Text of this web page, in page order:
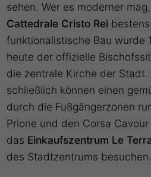
sehen. Wer es moderner
Cattedrale Cristo Rei
funktionalistische Bau wurde
heute der offizielle
die zentrale Kirche der Stadt.
schließlich können einen
durch die Fußgängerzonen
Prione und den Corsa
das Einkaufszentrum Le
des Stadtzentrums besuchen.